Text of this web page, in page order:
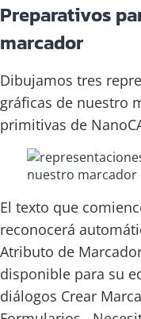
Preparativos
marcador
Dibujamos tres
gráficas de nuestro
primitivas de
El texto que
reconocerá
Atributo de
disponible para su
diálogos Crear